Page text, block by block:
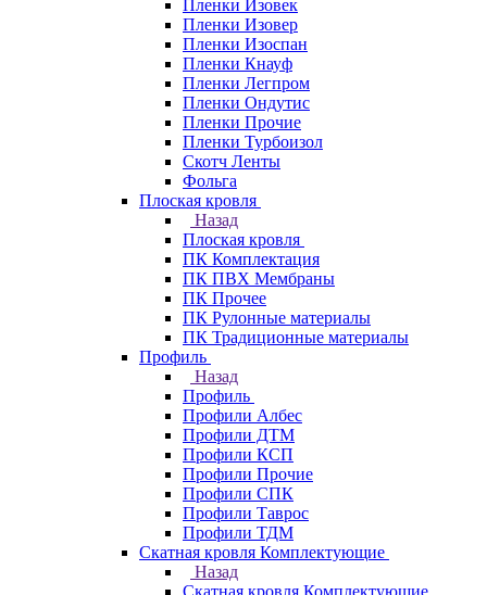
Пленки Изовек
Пленки Изовер
Пленки Изоспан
Пленки Кнауф
Пленки Легпром
Пленки Ондутис
Пленки Прочие
Пленки Турбоизол
Скотч Ленты
Фольга
Плоская кровля
Назад
Плоская кровля
ПК Комплектация
ПК ПВХ Мембраны
ПК Прочее
ПК Рулонные материалы
ПК Традиционные материалы
Профиль
Назад
Профиль
Профили Албес
Профили ДТМ
Профили КСП
Профили Прочие
Профили СПК
Профили Таврос
Профили ТДМ
Скатная кровля Комплектующие
Назад
Скатная кровля Комплектующие